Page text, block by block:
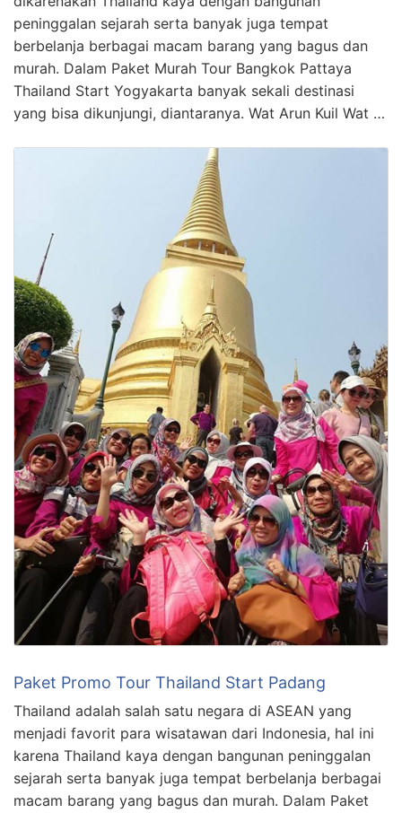
peninggalan sejarah serta banyak juga tempat
berbelanja berbagai macam barang yang bagus dan
murah. Dalam Paket Murah Tour Bangkok Pattaya
Thailand Start Yogyakarta banyak sekali destinasi
yang bisa dikunjungi, diantaranya. Wat Arun Kuil Wat …
Paket Promo Tour Thailand Start Padang
Thailand adalah salah satu negara di ASEAN yang
menjadi favorit para wisatawan dari Indonesia, hal ini
karena Thailand kaya dengan bangunan peninggalan
sejarah serta banyak juga tempat berbelanja berbagai
macam barang yang bagus dan murah. Dalam Paket